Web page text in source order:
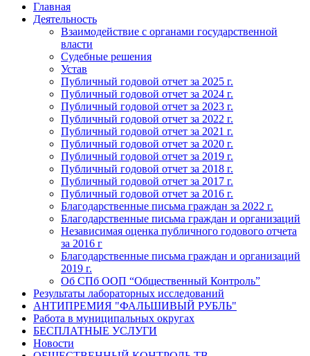
Главная
Деятельность
Взаимодействие с органами государственной
власти
Судебные решения
Устав
Публичный годовой отчет за 2025 г.
Публичный годовой отчет за 2024 г.
Публичный годовой отчет за 2023 г.
Публичный годовой отчет за 2022 г.
Публичный годовой отчет за 2021 г.
Публичный годовой отчет за 2020 г.
Публичный годовой отчет за 2019 г.
Публичный годовой отчет за 2018 г.
Публичный годовой отчет за 2017 г.
Публичный годовой отчет за 2016 г.
Благодарственные письма граждан за 2022 г.
Благодарственные письма граждан и организаций
Независимая оценка публичного годового отчета
за 2016 г
Благодарственные письма граждан и организаций
2019 г.
Об СПб ООП “Общественный Контроль”
Результаты лабораторных исследований
АНТИПРЕМИЯ "ФАЛЬШИВЫЙ РУБЛЬ"
Работа в муниципальных округах
БЕСПЛАТНЫЕ УСЛУГИ
Новости